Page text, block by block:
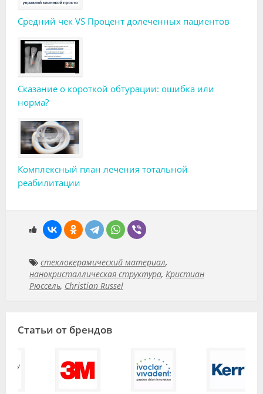
Средний чек VS Процент долеченных пациентов
Сказание о короткой обтурации: ошибка или
норма?
Комплексный план лечения тотальной
реабилитации
стеклокерамический материал,
нанокристаллическая структура, Кристиан
Рюссель, Christian Russel
Статьи от брендов